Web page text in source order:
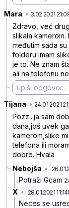
Mara • 3.02.2021
Zdravo, već
slikala kamerom.
međutim sada
folderu imam
je to. Ne znam
ali na telefonu
Tijana • 24.01.2021
Pozz...ja sam
dana,još uvek
kamerom,slike
telefona ili
dobre. Hvala
Nebojša •
Potraži Gcam
X • 28.01.2021
Neces se